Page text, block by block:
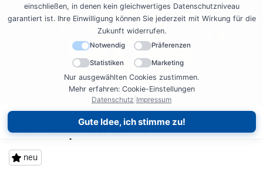
einschließen, in denen kein gleichwertiges Datenschutzniveau
garantiert ist. Ihre Einwilligung können Sie jederzeit mit Wirkung für die
Zukunft widerrufen.
Notwendig Präferenzen
Statistiken Marketing
Nur ausgewählten Cookies zustimmen.
Mehr erfahren: Cookie-Einstellungen
Datenschutz Impressum
Gute Idee, ich stimme zu!
Kaffeepflanzen
neu